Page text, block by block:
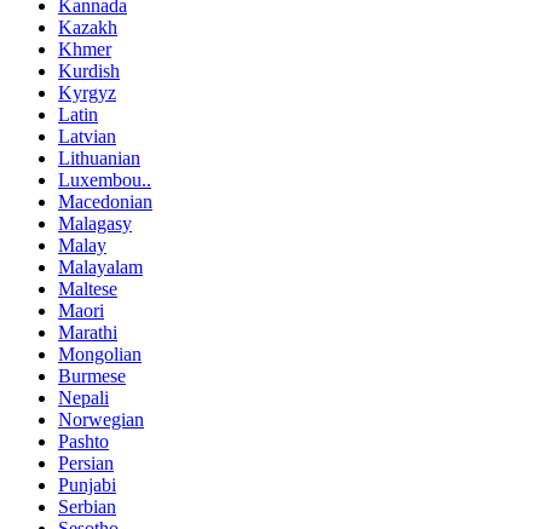
Kannada
Kazakh
Khmer
Kurdish
Kyrgyz
Latin
Latvian
Lithuanian
Luxembou..
Macedonian
Malagasy
Malay
Malayalam
Maltese
Maori
Marathi
Mongolian
Burmese
Nepali
Norwegian
Pashto
Persian
Punjabi
Serbian